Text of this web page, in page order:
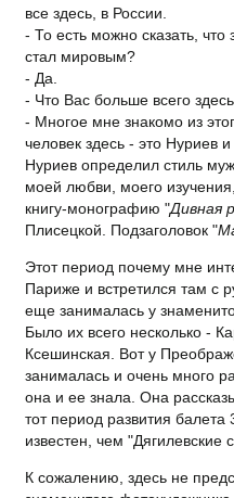
все здесь, в России.
- То есть можно сказать, что
стал мировым?
- Да.
- Что Вас больше всего
- Многое мне знакомо из
человек здесь - это Нуриев
Нуриев определил стиль
моей любви, моего
книгу-монографию "Дивная
Плисецкой. Подзаголовок "
Этот период почему мне
Париже и встретился там с
еще занималась у
Было их всего несколько -
Ксешинская. Вот у
занималась и очень много
она и ее знала. Она
тот период развития
известен, чем
К сожалению, здесь не